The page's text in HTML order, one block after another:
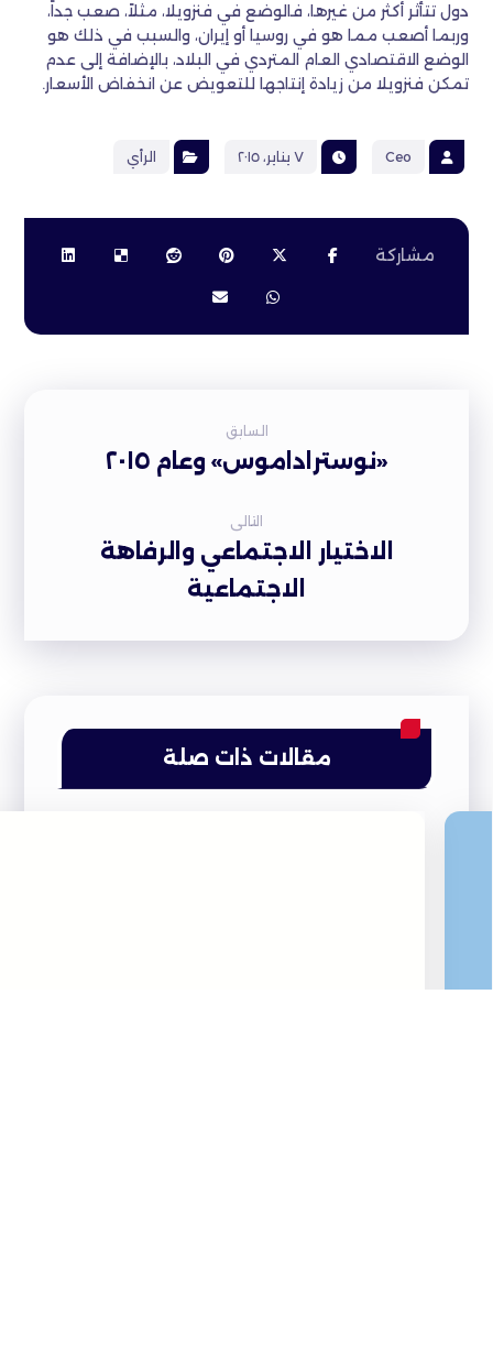
دول تتأثر أكثر من غيرها، فالوضع في فنزويلا، مثلاً، صعب جداً،
وربما أصعب مما هو في روسيا أو إيران، والسبب في ذلك هو
الوضع الاقتصادي العام المتردي في البلاد، بالإضافة إلى عدم
تمكن فنزويلا من زيادة إنتاجها للتعويض عن انخفاض الأسعار.
Ceo ٧ يناير، ٢٠١٥ الرأي
السابق
«نوستراداموس» وعام ٢٠١٥
التالى
الاختيار الاجتماعي والرفاهة
الاجتماعية
مقالات ذات صلة